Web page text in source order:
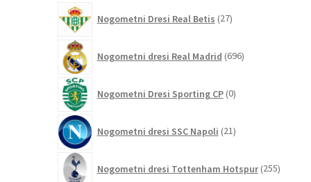
Nogometni Dresi Real Betis 27izdelkov
Nogometni dresi Real Madrid 696izdelkov
Nogometni Dresi Sporting CP 0izdelkov
Nogometni dresi SSC Napoli 21izdelkov
Nogometni dresi Tottenham Hotspur 255